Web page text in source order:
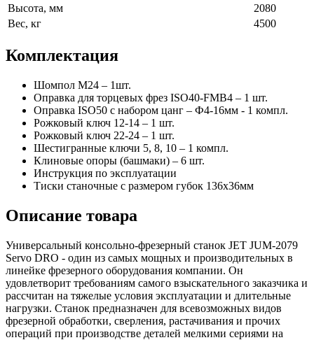
Высота, мм
2080
Вес, кг
4500
Комплектация
Шомпол М24 – 1шт.
Оправка для торцевых фрез ISO40-FMB4 – 1 шт.
Оправка ISO50 с набором цанг – Ф4-16мм - 1 компл.
Рожковый ключ 12-14 – 1 шт.
Рожковый ключ 22-24 – 1 шт.
Шестигранные ключи 5, 8, 10 – 1 компл.
Клиновые опоры (башмаки) – 6 шт.
Инструкция по эксплуатации
Тиски станочные с размером губок 136х36мм
Описание товара
Универсальный консольно-фрезерный станок JET JUM-2079
Servo DRO - один из самых мощных и производительных в
линейке фрезерного оборудования компании. Он
удовлетворит требованиям самого взыскательного заказчика и
рассчитан на тяжелые условия эксплуатации и длительные
нагрузки. Станок предназначен для всевозможных видов
фрезерной обработки, сверления, растачивания и прочих
операций при производстве деталей мелкими сериями на